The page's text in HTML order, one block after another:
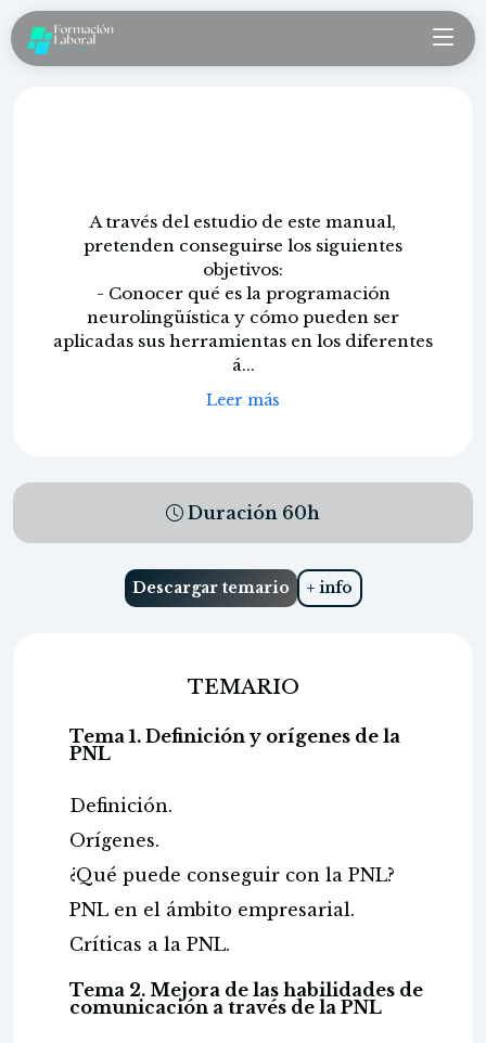
A través del estudio de este manual,
pretenden conseguirse los siguientes
objetivos:
- Conocer qué es la programación
neurolingüística y cómo pueden ser
aplicadas sus herramientas en los diferentes
á...
Leer más
Duración 60h
Descargar temario + info
TEMARIO
Tema 1. Definición y orígenes de la
PNL
Definición.
Orígenes.
¿Qué puede conseguir con la PNL?
PNL en el ámbito empresarial.
Críticas a la PNL.
Tema 2. Mejora de las habilidades de
comunicación a través de la PNL